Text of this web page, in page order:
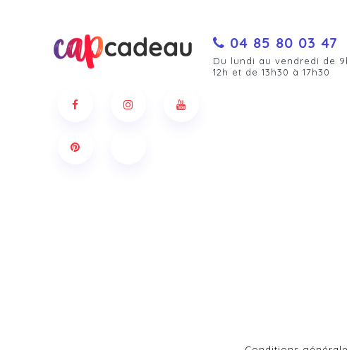
04 85 80 03 47
Du lundi au vendredi de
12h et de 13h30 à 17h30